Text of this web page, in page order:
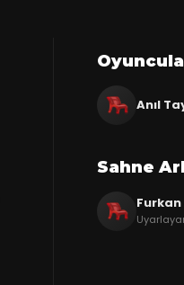
Anıl
Sahne
Furkan